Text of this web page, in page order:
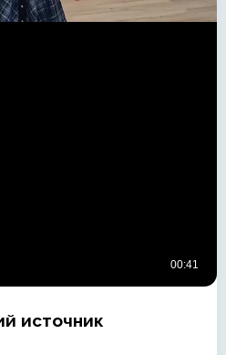
источник